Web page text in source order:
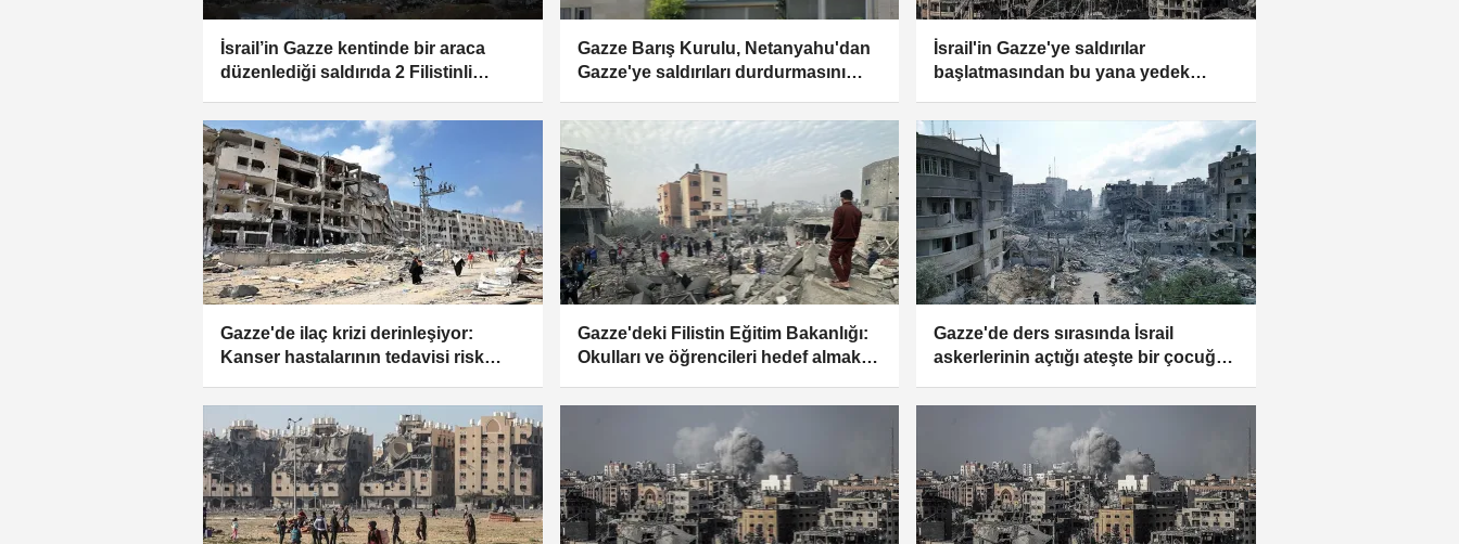
İsrail’in Gazze kentinde bir araca
düzenlediği saldırıda 2 Filistinli
Gazze Barış Kurulu, Netanyahu'dan
Gazze'ye saldırıları durdurmasını
İsrail'in Gazze'ye saldırılar
başlatmasından bu yana yedek
milyar dolara ulaştı
Gazze'de ilaç krizi derinleşiyor:
Kanser hastalarının tedavisi risk
Gazze'deki Filistin Eğitim Bakanlığı:
Okulları ve öğrencileri hedef almak
Gazze'de ders sırasında İsrail
askerlerinin açtığı ateşte bir çocuğun